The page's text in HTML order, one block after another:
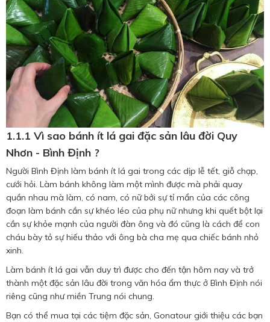
1.1.1 Vì sao bánh ít lá gai đặc sản lâu đời Quy
Nhơn - Bình Định ?
Người Bình Định làm bánh ít lá gai trong các dịp lễ tết, giỗ chạp,
cưới hỏi. Làm bánh không làm một mình được mà phải quay
quần nhau mà làm, có nam, có nữ bởi sự tỉ mẩn của các công
đoạn làm bánh cần sự khéo léo của phụ nữ nhưng khi quết bột lại
cần sự khỏe mạnh của người đàn ông và đó cũng là cách để con
cháu bày tỏ sự hiếu thảo với ông bà cha mẹ qua chiếc bánh nhỏ
xinh.
Làm bánh ít lá gai vẫn duy trì được cho đến tận hôm nay và trở
thành một đặc sản lâu đời trong văn hóa ẩm thực ở Bình Định nói
riêng cũng như miền Trung nói chung.
Bạn có thể mua tại các tiệm đặc sản, Gonatour giới thiệu các bạn